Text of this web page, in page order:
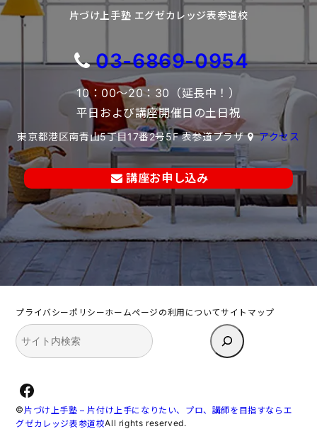
片づけ上手塾 エグゼカレッジ表参道校
03-6869-0954
10：00～20：30（延長中！）
平日および講座開催日の土日祝
東京都港区南青山5丁目17番2号5F 表参道プラザ アクセス
講座お申し込み
プライバシーポリシーホームページの利用についてサイトマップ
検
索
Facebook
© 片づけ上手塾 – 片付け上手になりたい、プロ、講師を目指すならエ
グゼカレッジ表参道校All rights reserved.